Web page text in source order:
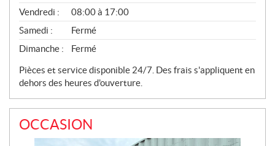
Vendredi :
08:00 à 17:00
Samedi :
Fermé
Dimanche :
Fermé
Pièces et service disponible 24/7. Des frais s'appliquent en
dehors des heures d'ouverture.
OCCASION